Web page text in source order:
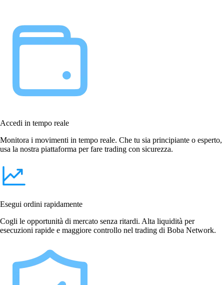
Accedi in tempo reale
Monitora i movimenti in tempo reale. Che tu sia principiante o esperto,
usa la nostra piattaforma per fare trading con sicurezza.
Esegui ordini rapidamente
Cogli le opportunità di mercato senza ritardi. Alta liquidità per
esecuzioni rapide e maggiore controllo nel trading di Boba Network.